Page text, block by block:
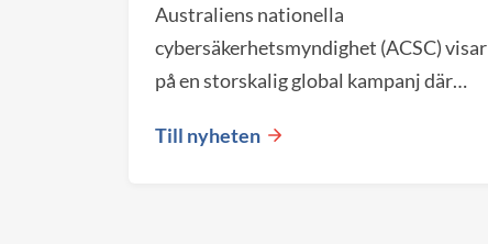
Australiens nationella
cybersäkerhetsmyndighet (ACSC) visar
på en storskalig global kampanj där
webbplatser med kända säkerhetshål.
Till nyheten